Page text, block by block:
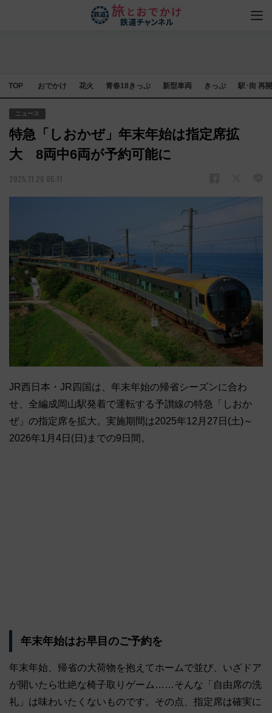
TOP おでかけ 花火 青春18きっぷ 新型車両 きっぷ 駅･街 再
ニュース
特急「しおかぜ」年末年始は指定席拡
大 8両中6両が予約可能に
2025.11.26 05:11
JR西日本・JR四国は、年末年始の帰省シーズンに合わ
せ、全編成岡山駅発着で運転する予讃線の特急「しおか
ぜ」の指定席を拡大。実施期間は2025年12月27日(土)～
2026年1月4日(日)までの9日間。
年末年始はお早目のご予約を
年末年始、帰省の大荷物を抱えてホームで並び、いざドア
が開いたら壮絶な椅子取りゲーム……そんな「自由席の洗
礼」は味わいたくないものです。その点、指定席は確実に